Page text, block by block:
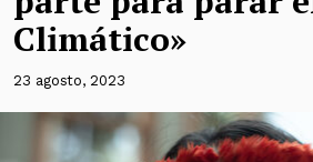
Climático»
23 agosto, 2023